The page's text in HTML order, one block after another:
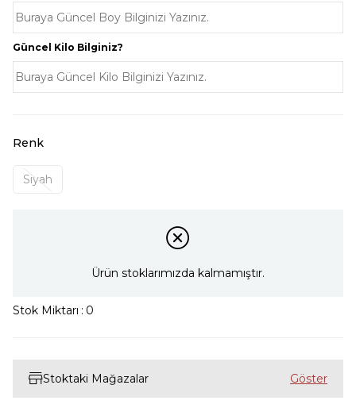
Güncel Kilo Bilginiz?
Renk
Siyah
Ürün stoklarımızda kalmamıştır.
Stok Miktarı : 0
Stoktaki Mağazalar